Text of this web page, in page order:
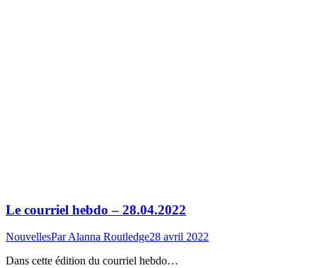
Le courriel hebdo – 28.04.2022
NouvellesParAlanna Routledge28 avril 2022
Dans cette édition du courriel hebdo…